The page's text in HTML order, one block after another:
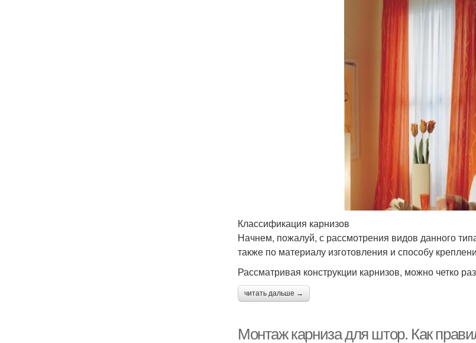
Классификация карнизов
Начнем, пожалуй, с рассмотрения видов данного
также по материалу изготовления и способу
Рассматривая конструкции карнизов, можно четко
читать дальше →
Монтаж карниза для штор. Как